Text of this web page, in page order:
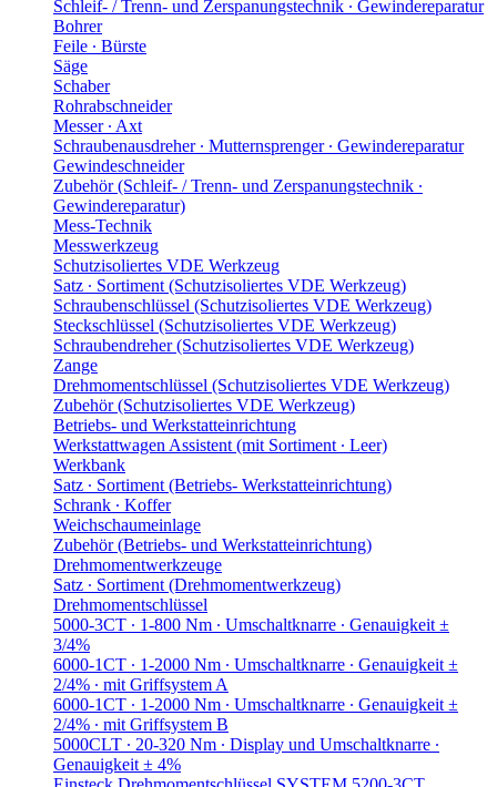
Schleif- / Trenn- und Zerspanungstechnik ∙ Gewindereparatur
Bohrer
Feile ∙ Bürste
Säge
Schaber
Rohrabschneider
Messer ∙ Axt
Schraubenausdreher ∙ Mutternsprenger ∙ Gewindereparatur
Gewindeschneider
Zubehör (Schleif- / Trenn- und Zerspanungstechnik ∙
Gewindereparatur)
Mess-Technik
Messwerkzeug
Schutzisoliertes VDE Werkzeug
Satz ∙ Sortiment (Schutzisoliertes VDE Werkzeug)
Schraubenschlüssel (Schutzisoliertes VDE Werkzeug)
Steckschlüssel (Schutzisoliertes VDE Werkzeug)
Schraubendreher (Schutzisoliertes VDE Werkzeug)
Zange
Drehmomentschlüssel (Schutzisoliertes VDE Werkzeug)
Zubehör (Schutzisoliertes VDE Werkzeug)
Betriebs- und Werkstatteinrichtung
Werkstattwagen Assistent (mit Sortiment ∙ Leer)
Werkbank
Satz ∙ Sortiment (Betriebs- Werkstatteinrichtung)
Schrank ∙ Koffer
Weichschaumeinlage
Zubehör (Betriebs- und Werkstatteinrichtung)
Drehmomentwerkzeuge
Satz ∙ Sortiment (Drehmomentwerkzeug)
Drehmomentschlüssel
5000-3CT ∙ 1-800 Nm ∙ Umschaltknarre ∙ Genauigkeit ±
3/4%
6000-1CT ∙ 1-2000 Nm ∙ Umschaltknarre ∙ Genauigkeit ±
2/4% ∙ mit Griffsystem A
6000-1CT ∙ 1-2000 Nm ∙ Umschaltknarre ∙ Genauigkeit ±
2/4% ∙ mit Griffsystem B
5000CLT ∙ 20-320 Nm ∙ Display und Umschaltknarre ∙
Genauigkeit ± 4%